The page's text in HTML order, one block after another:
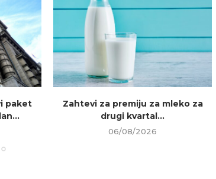
paket
Zahtevi za premiju za mleko za
drugi kvartal...
06/08/2026